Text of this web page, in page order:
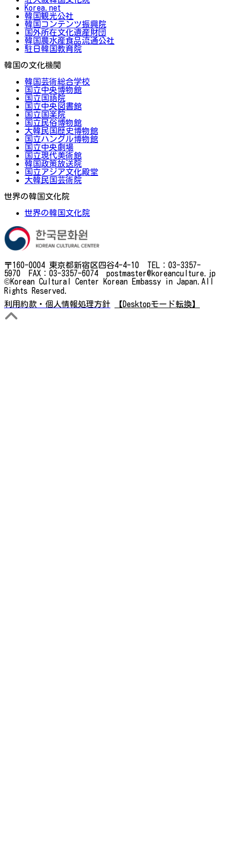
Korea.net
韓国観光公社
韓国コンテンツ振興院
国外所在文化遺産財団
韓国農水産食品流通公社
駐日韓国教育院
韓国の文化機関
韓国芸術総合学校
国立中央博物館
国立国語院
国立中央図書館
国立国楽院
国立民俗博物館
大韓民国歴史博物館
国立ハングル博物館
国立中央劇場
国立現代美術館
韓国政策放送院
国立アジア文化殿堂
大韓民国芸術院
世界の韓国文化院
世界の韓国文化院
〒160-0004 東京都新宿区四谷4-4-10 TEL：03-3357-
5970 FAX：03-3357-6074 postmaster@koreanculture.jp
©Korean Cultural Center Korean Embassy in Japan.All
Rights Reserved.
利用約款・個人情報処理方針
【Desktopモード転換】